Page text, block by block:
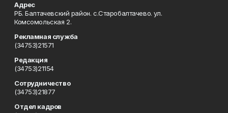
Адрес
РБ. Балтачевский район. с.Старобалтачево. ул.
Комсомольская 2.
Рекламная служба
(34753)21571
Редакция
(34753)21154
Сотрудничество
(34753)21877
Отдел кадров